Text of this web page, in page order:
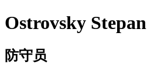
Ostrovsky Stepan
防守员